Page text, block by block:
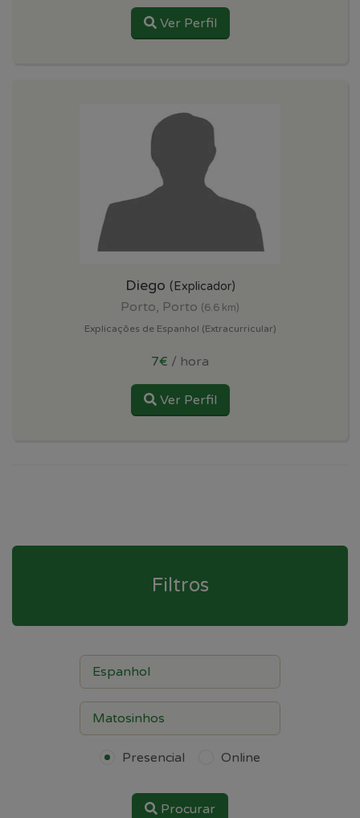
Ver Perfil
Diego (Explicador)
Porto, Porto (6.6 km)
Explicações de Espanhol (Extracurricular)
7€ / hora
Ver Perfil
Filtros
Presencial Online
Procurar